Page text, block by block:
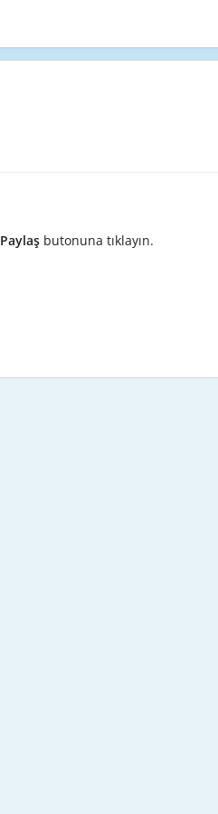
Paylaşbutonuna tıklayın.